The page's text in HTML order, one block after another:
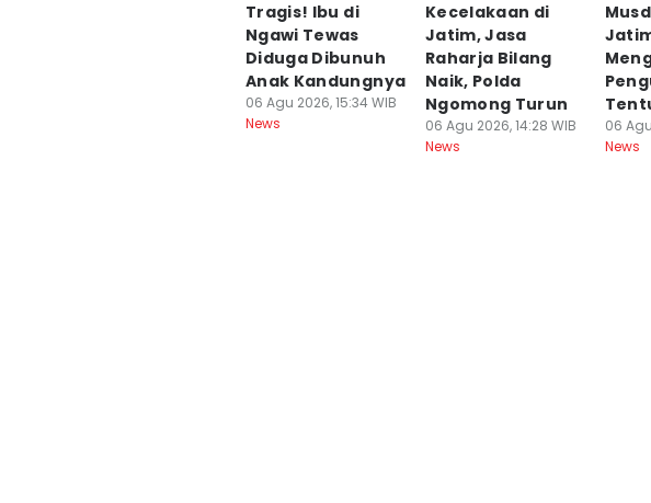
Tragis! Ibu di
Ngawi Tewas
Diduga Dibunuh
Anak Kandungnya
06 Agu 2026, 15:34 WIB
News
Kecelakaan di
Jatim, Jasa
Raharja Bilang
Naik, Polda
Ngomong Turun
06 Agu 2026, 14:28 WIB
News
06
News